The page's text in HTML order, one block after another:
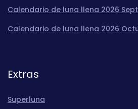
Calendario de luna llena 2026
Calendario de luna llena 2026
Extras
Superluna